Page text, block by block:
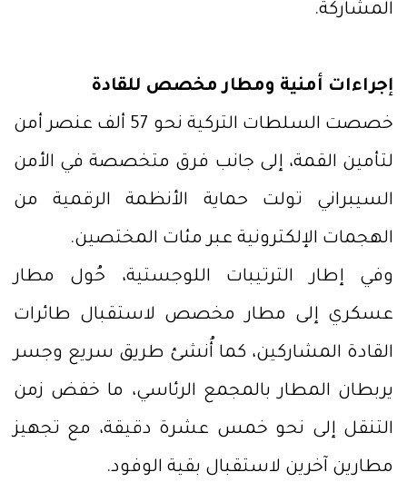
المشاركة.
إجراءات أمنية ومطار مخصص للقادة
خصصت السلطات التركية نحو 57 ألف عنصر أمن
لتأمين القمة، إلى جانب فرق متخصصة في الأمن
السيبراني تولت حماية الأنظمة الرقمية من
الهجمات الإلكترونية عبر مئات المختصين.
وفي إطار الترتيبات اللوجستية، حُول مطار
عسكري إلى مطار مخصص لاستقبال طائرات
القادة المشاركين، كما أُنشئ طريق سريع وجسر
يربطان المطار بالمجمع الرئاسي، ما خفض زمن
التنقل إلى نحو خمس عشرة دقيقة، مع تجهيز
مطارين آخرين لاستقبال بقية الوفود.